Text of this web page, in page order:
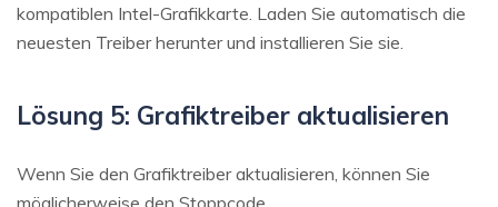
kompatiblen Intel-Grafikkarte. Laden Sie automatisch die
neuesten Treiber herunter und installieren Sie sie.
Lösung 5: Grafiktreiber aktualisieren
Wenn Sie den Grafiktreiber aktualisieren, können Sie